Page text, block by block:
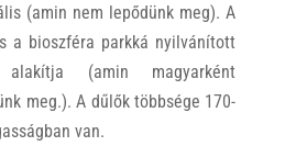
(amin nem lepődünk meg). A
a bioszféra parkká nyilvánított
alakítja (amin magyarként
meg.). A dűlők többsége 170-
van.